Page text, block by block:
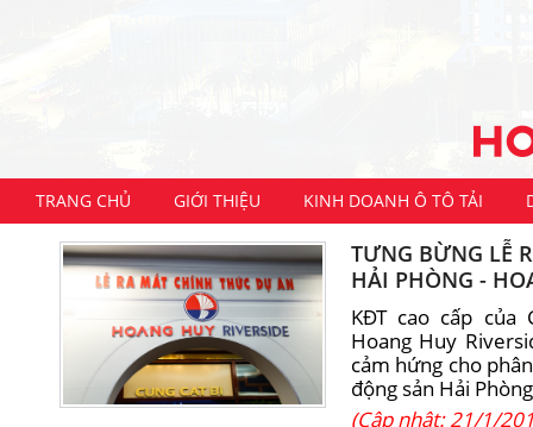
TRANG CHỦ GIỚI THIỆU KINH DOANH Ô TÔ TẢI
TƯNG BỪNG LỄ
HẢI PHÒNG -
KĐT cao cấp của
Hoang Huy
cảm hứng cho
động sản Hải
(Cập nhật: 21/1/